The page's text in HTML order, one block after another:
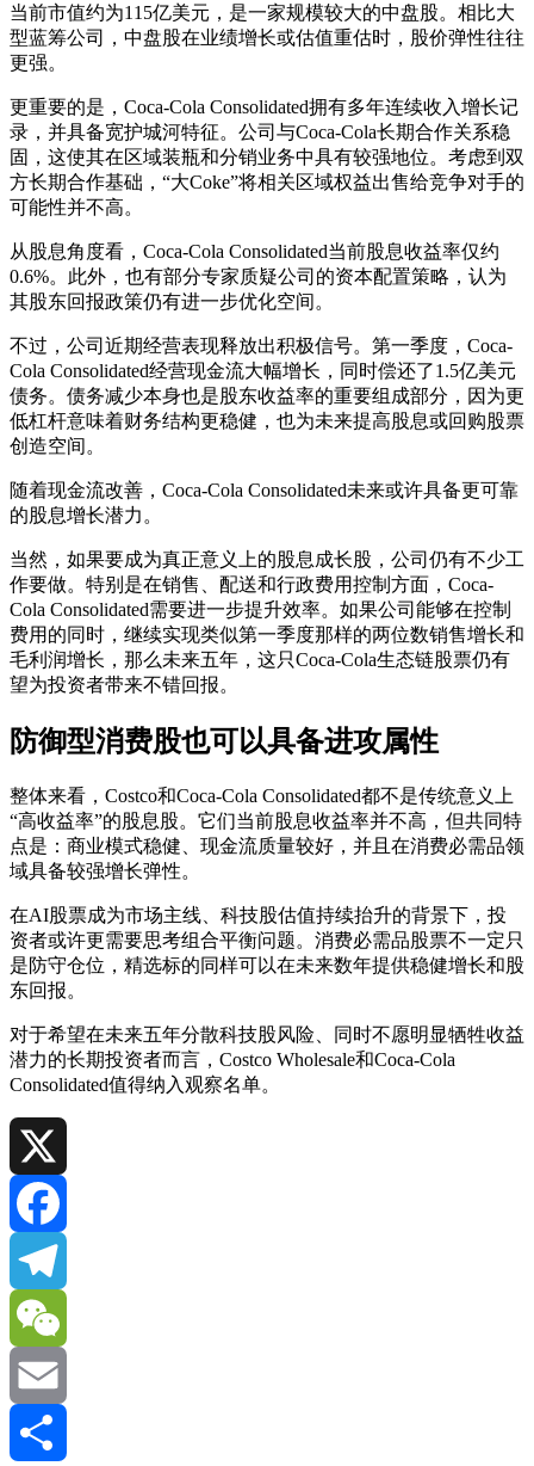
当前市值约为115亿美元，是一家规模较大的中盘股。相比大
型蓝筹公司，中盘股在业绩增长或估值重估时，股价弹性往往
更强。
更重要的是，Coca-Cola Consolidated拥有多年连续收入增长记
录，并具备宽护城河特征。公司与Coca-Cola长期合作关系稳
固，这使其在区域装瓶和分销业务中具有较强地位。考虑到双
方长期合作基础，“大Coke”将相关区域权益出售给竞争对手的
可能性并不高。
从股息角度看，Coca-Cola Consolidated当前股息收益率仅约
0.6%。此外，也有部分专家质疑公司的资本配置策略，认为
其股东回报政策仍有进一步优化空间。
不过，公司近期经营表现释放出积极信号。第一季度，Coca-
Cola Consolidated经营现金流大幅增长，同时偿还了1.5亿美元
债务。债务减少本身也是股东收益率的重要组成部分，因为更
低杠杆意味着财务结构更稳健，也为未来提高股息或回购股票
创造空间。
随着现金流改善，Coca-Cola Consolidated未来或许具备更可靠
的股息增长潜力。
当然，如果要成为真正意义上的股息成长股，公司仍有不少工
作要做。特别是在销售、配送和行政费用控制方面，Coca-
Cola Consolidated需要进一步提升效率。如果公司能够在控制
费用的同时，继续实现类似第一季度那样的两位数销售增长和
毛利润增长，那么未来五年，这只Coca-Cola生态链股票仍有
望为投资者带来不错回报。
防御型消费股也可以具备进攻属性
整体来看，Costco和Coca-Cola Consolidated都不是传统意义上
“高收益率”的股息股。它们当前股息收益率并不高，但共同特
点是：商业模式稳健、现金流质量较好，并且在消费必需品领
域具备较强增长弹性。
在AI股票成为市场主线、科技股估值持续抬升的背景下，投
资者或许更需要思考组合平衡问题。消费必需品股票不一定只
是防守仓位，精选标的同样可以在未来数年提供稳健增长和股
东回报。
对于希望在未来五年分散科技股风险、同时不愿明显牺牲收益
潜力的长期投资者而言，Costco Wholesale和Coca-Cola
Consolidated值得纳入观察名单。
X
Facebook
Telegram
WeChat
Email